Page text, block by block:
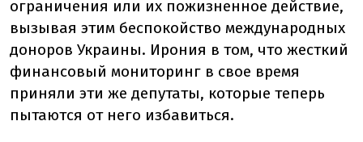
ограничения или их пожизненное действие,
вызывая этим беспокойство международных
доноров Украины. Ирония в том, что жесткий
финансовый мониторинг в свое время
приняли эти же депутаты, которые теперь
пытаются от него избавиться.